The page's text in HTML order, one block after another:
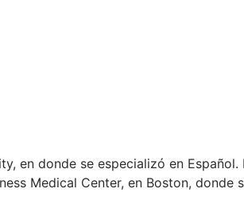
en donde se especializó en
Medical Center, en Boston,